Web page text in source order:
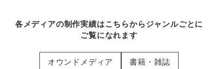
各メディアの制作実績はこちらからジャンルごとに
ご覧になれます
オウンドメディア 書籍・雑誌